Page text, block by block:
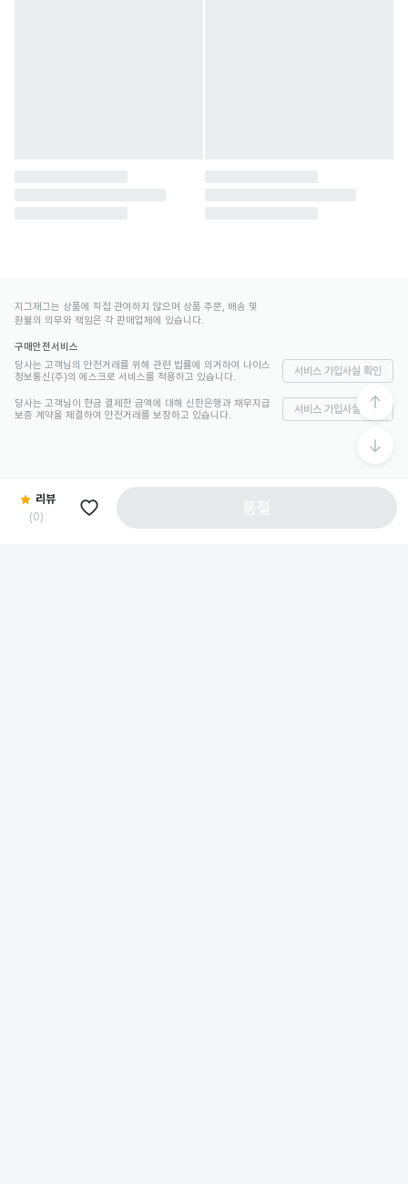
지그재그는 상품에 직접 관여하지 않으며 상품 주문, 배송 및
환불의 의무와 책임은 각 판매업체에 있습니다.
구매안전서비스
당사는 고객님의 안전거래를 위해 관련 법률에 의거하여 나이스
정보통신(주)의 에스크로 서비스를 적용하고 있습니다.
서비스 가입사실 확인
당사는 고객님이 현금 결제한 금액에 대해 신한은행과 채무지급
보증 계약을 체결하여 안전거래를 보장하고 있습니다.
서비스 가입사실 확인
리뷰
(0)